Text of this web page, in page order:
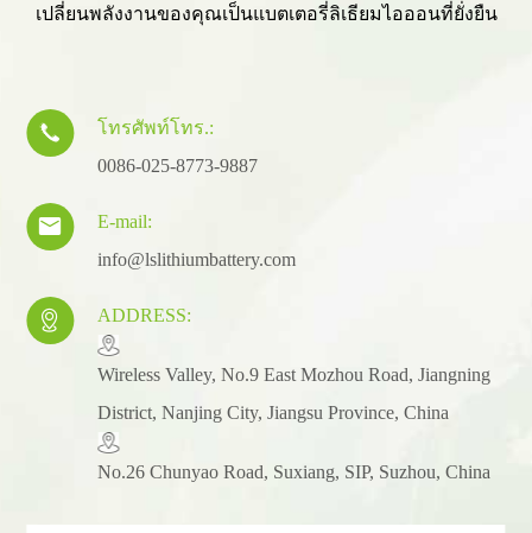
เปลี่ยนพลังงานของคุณเป็นแบตเตอรี่ลิเธียมไอออนที่ยั่งยืน

โทรศัพท์โทร.:
0086-025-8773-9887

E-mail:
info@lslithiumbattery.com
 ADDRESS:
​Wireless Valley, No.9 East Mozhou Road, Jiangning
District, Nanjing City, Jiangsu Province, China
No.26 Chunyao Road, Suxiang, SIP, Suzhou, China